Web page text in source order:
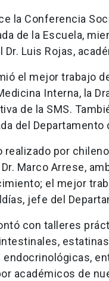
la Conferencia
de la Escuela,
Luis Rojas,
el mejor trabajo
Interna, la
de la SMS.
del Departamento
realizado por
Marco Arrese,
el mejor
jefe del
con talleres
académicos de